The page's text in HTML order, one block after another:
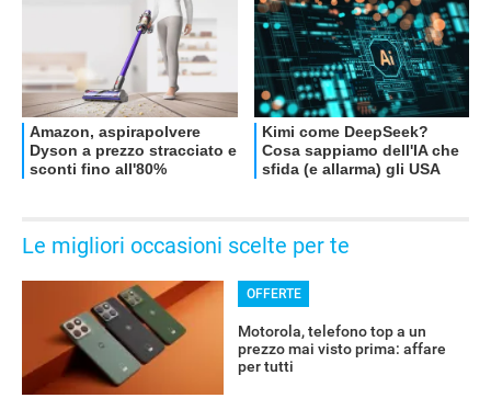
Le migliori occasioni scelte per te
OFFERTE
Motorola, telefono top a un
prezzo mai visto prima: affare
per tutti